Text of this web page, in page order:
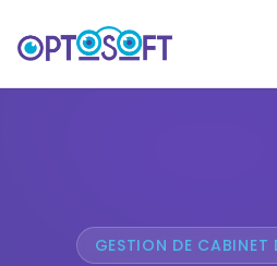
GESTION DE CABINET